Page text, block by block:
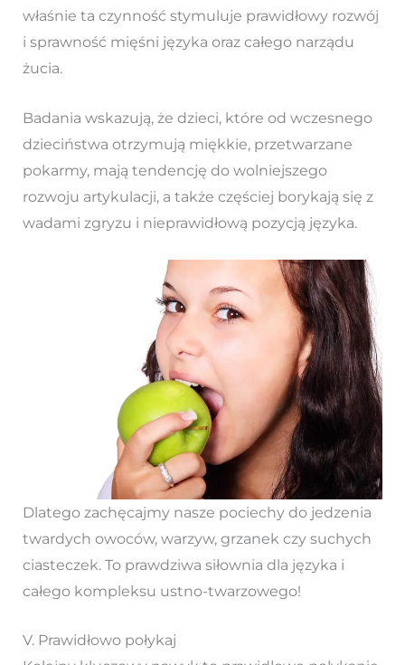
właśnie ta czynność stymuluje prawidłowy rozwój
i sprawność mięśni języka oraz całego narządu
żucia.
Badania wskazują, że dzieci, które od wczesnego
dzieciństwa otrzymują miękkie, przetwarzane
pokarmy, mają tendencję do wolniejszego
rozwoju artykulacji, a także częściej borykają się z
wadami zgryzu i nieprawidłową pozycją języka.
Dlatego zachęcajmy nasze pociechy do jedzenia
twardych owoców, warzyw, grzanek czy suchych
ciasteczek. To prawdziwa siłownia dla języka i
całego kompleksu ustno-twarzowego!
V. Prawidłowo połykaj